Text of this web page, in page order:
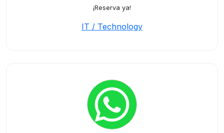
¡Reserva ya!
IT / Technology